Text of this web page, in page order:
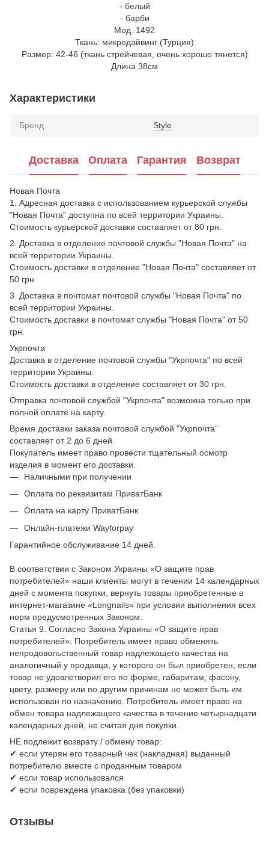
- белый
- барби
Мод. 1492
Ткань: микродайвинг (Турция)
Размер: 42-46 (ткань стрейчевая, очень хорошо тянется)
Длина 38см
Характеристики
Бренд Style
Доставка Оплата Гарантия Возврат
Новая Почта
1. Адресная доставка с использованием курьерской службы
"Новая Почта" доступна по всей территории Украины.
Стоимость курьерской доставки составляет от 80 грн.
2. Доставка в отделение почтовой службы "Новая Почта" на
всей территории Украины.
Стоимость доставки в отделение "Новая Почта" составляет от
50 грн.
3. Доставка в почтомат почтовой службы "Новая Почта" по
всей территории Украины.
Стоимость доставки в почтомат службы "Новая Почта" от 50
грн.
Укрпочта
Доставка в отделение почтовой службы "Укрпочта" по всей
территории Украины.
Стоимость доставки в отделение составляет от 30 грн.
Отправка почтовой службой "Укрпочта" возможна только при
полной оплате на карту.
Время доставки заказа почтовой службой "Укрпочта"
составляет от 2 до 6 дней.
Покупатель имеет право провести тщательный осмотр
изделия в момент его доставки.
Наличными при получении
Оплата по реквизитам ПриватБанк
Оплата на карту ПриватБанк
Онлайн-платежи Wayforpay
Гарантийное обслуживание 14 дней.
В соответствии с Законом Украины «О защите прав
потребителей» наши клиенты могут в течении 14 календарных
дней с момента покупки, вернуть товары приобретенные в
интернет-магазине «Longnails» при условии выполнения всех
норм предусмотренных Законом.
Статья 9. Согласно Закона Украины «О защите прав
потребителей»: Потребитель имеет право обменять
непродовольственный товар надлежащего качества на
аналогичный у продавца, у которого он был приобретен, если
товар не удовлетворил его по форме, габаритам, фасону,
цвету, размеру или по другим причинам не может быть им
использован по назначению. Потребитель имеет право на
обмен товара надлежащего качества в течение четырнадцати
календарных дней, не считая дня покупки.
НЕ подлежит возврату / обмену товар:
✔ если утерян его товарный чек (накладная) выданный
потребителю вместе с проданным товаром
✔ если товар использовался
✔ если повреждена упаковка (без упаковки)
Отзывы